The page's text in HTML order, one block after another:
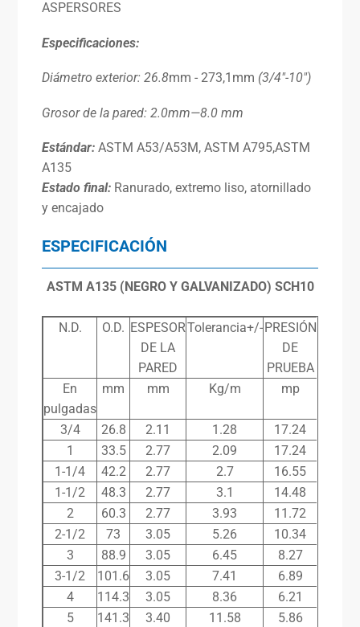
ASPERSORES
Especificaciones:
Diámetro exterior:26.8mm - 273,1mm (3/4″-10″)
Grosor de la pared: 2.0mm—8.0 mm
Estándar: ASTM A53/A53M, ASTM A795,ASTM
A135
Estado final: Ranurado, extremo liso, atornillado
y encajado
ESPECIFICACIÓN
ASTM A135 (NEGRO Y GALVANIZADO) SCH10
N.D. O.D. ESPESOR
DE LA
PARED
Tolerancia+/- PRESIÓN
DE
PRUEBA
En
pulgadas
mm mm Kg/m mp
3/4 26.8 2.11 1.28
17.24
1
33.5 2.77 2.09
17.24
1-1/4
42.2 2.77 2.7
16.55
1-1/2
48.3 2.77 3.1
14.48
2
60.3 2.77 3.93
11.72
2-1/2
73 3.05 5.26
10.34
3
88.9 3.05 6.45
8.27
3-1/2
101.6 3.05 7.41
6.89
4
114.3 3.05 8.36
6.21
5
141.3 3.40 11.58
5.86